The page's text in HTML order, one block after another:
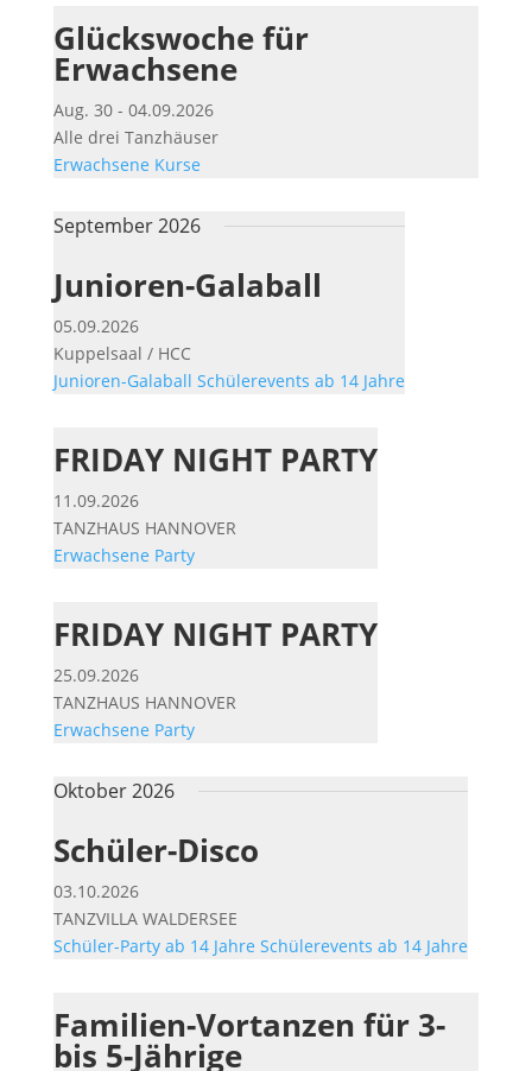
Glückswoche für
Erwachsene
Aug. 30 - 04.09.2026
Alle drei Tanzhäuser
Erwachsene Kurse
September 2026
Junioren-Galaball
05.09.2026
Kuppelsaal / HCC
Junioren-Galaball Schülerevents ab 14 Jahre
FRIDAY NIGHT PARTY
11.09.2026
TANZHAUS HANNOVER
Erwachsene Party
FRIDAY NIGHT PARTY
25.09.2026
TANZHAUS HANNOVER
Erwachsene Party
Oktober 2026
Schüler-Disco
03.10.2026
TANZVILLA WALDERSEE
Schüler-Party ab 14 Jahre Schülerevents ab 14 Jahre
Familien-Vortanzen für 3-
bis 5-Jährige